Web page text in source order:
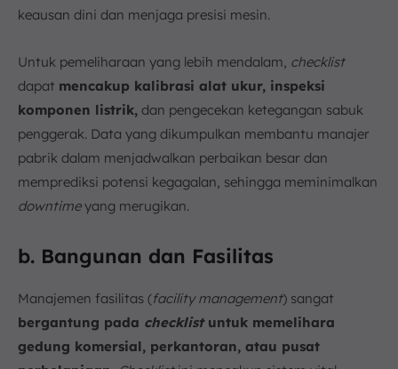
keausan dini dan menjaga presisi mesin.
Untuk pemeliharaan yang lebih mendalam, checklist
dapat mencakup kalibrasi alat ukur, inspeksi
komponen listrik, dan pengecekan ketegangan sabuk
penggerak. Data yang dikumpulkan membantu manajer
pabrik dalam menjadwalkan perbaikan besar dan
memprediksi potensi kegagalan, sehingga meminimalkan
downtimeyang merugikan.
b. Bangunan dan Fasilitas
Manajemen fasilitas (facility management) sangat
bergantung pada checklistuntuk memelihara
gedung komersial, perkantoran, atau pusat